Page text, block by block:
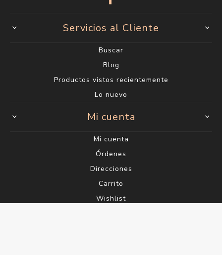
Servicios al Cliente
Buscar
Blog
Productos vistos recientemente
Lo nuevo
Mi cuenta
Mi cuenta
Órdenes
Direcciones
Carrito
Wishlist